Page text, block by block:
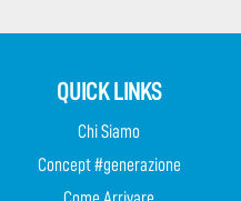
QUICK LINKS
Chi Siamo
Concept #generazione